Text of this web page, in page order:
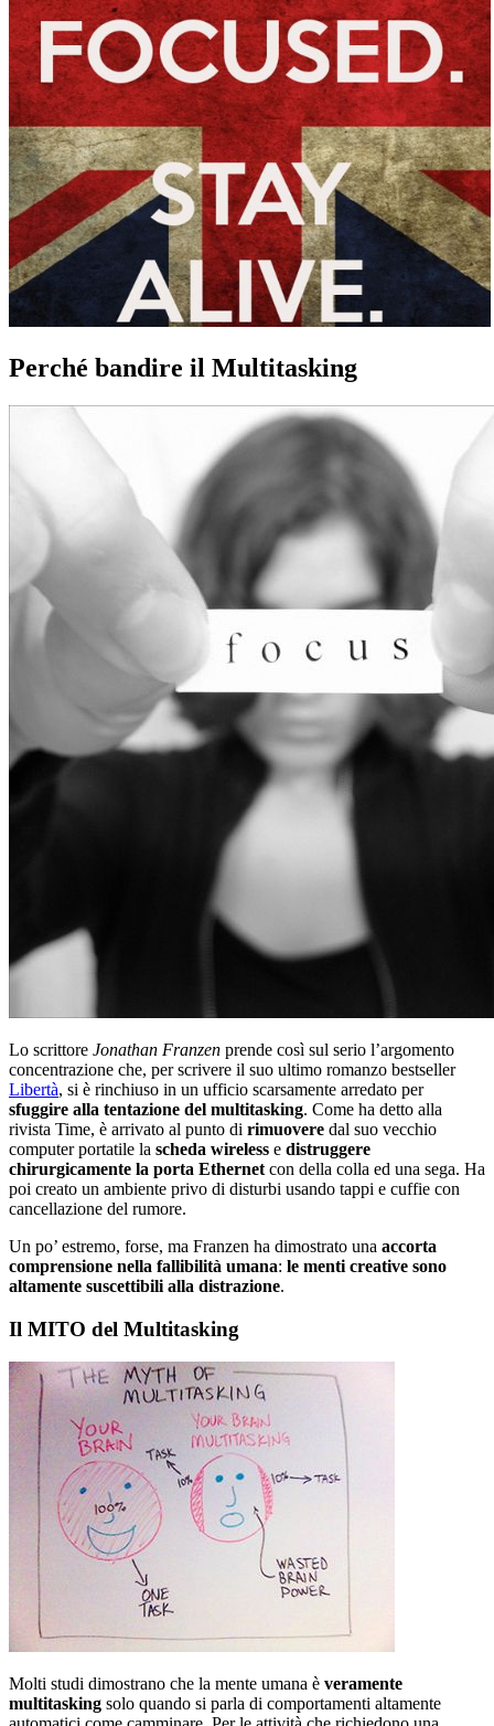
Perché bandire il Multitasking
Lo scrittore Jonathan Franzen prende così sul serio l’argomento
concentrazione che, per scrivere il suo ultimo romanzo bestseller
Libertà, si è rinchiuso in un ufficio scarsamente arredato per
sfuggire alla tentazione del multitasking. Come ha detto alla
rivista Time, è arrivato al punto di rimuovere dal suo vecchio
computer portatile la scheda wireless e distruggere
chirurgicamente la porta Ethernet con della colla ed una sega. Ha
poi creato un ambiente privo di disturbi usando tappi e cuffie con
cancellazione del rumore.
Un po’ estremo, forse, ma Franzen ha dimostrato una accorta
comprensione nella fallibilità umana: le menti creative sono
altamente suscettibili alla distrazione.
Il MITO del Multitasking
Molti studi dimostrano che la mente umana è veramente
multitasking solo quando si parla di comportamenti altamente